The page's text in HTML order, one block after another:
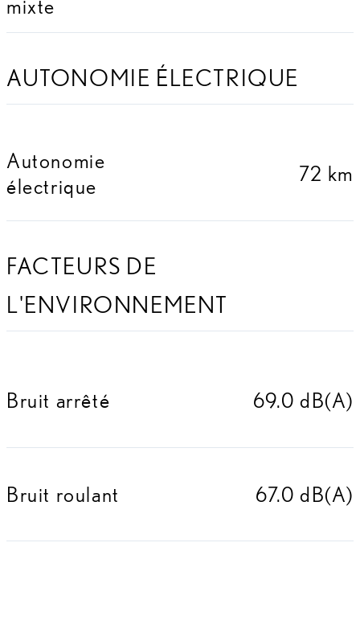
mixte
AUTONOMIE ÉLECTRIQUE
Autonomie
électrique
72 km
FACTEURS DE
L'ENVIRONNEMENT
Bruit arrêté 69.0 dB(A)
Bruit roulant 67.0 dB(A)